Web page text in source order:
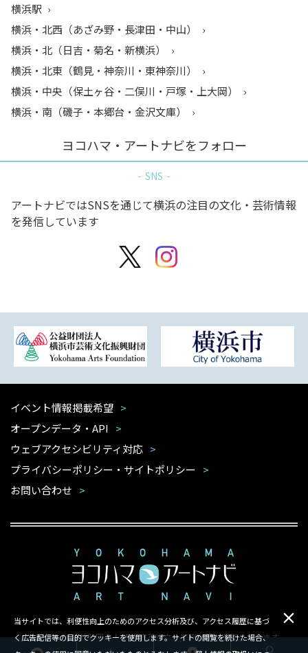
横浜駅
横浜・北西（あざみ野・長津田・中山）
横浜・北（日吉・菊名・新横浜）
横浜・北東（鶴見・神奈川・東神奈川）
横浜・中央（保土ヶ谷・二俣川・戸塚・上大岡）
横浜・南（磯子・本郷台・金沢文庫）
ヨコハマ・アートナビをフォロー
SNS
アートナビではSNSを通じて横浜の注目の文化・芸術情報
を発信しています
当サイトでは、利便性向上のためのアクセス分析及び、アクセス履歴に基づ
く広告配信等の目的でクッキーを使用します。サイトの閲覧を続けた場合、
イベント情報掲載希望
オープンデータ・API
ウェブアクセシビリティ対応
プライバシーポリシー・サイトポリシー
お問い合わせ
本サイトは公益財団法人 横浜市芸術文化振興財団が運営しています